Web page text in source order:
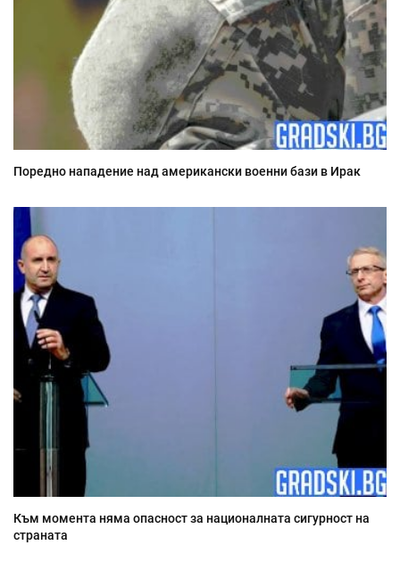
Поредно нападение над американски военни бази в Ирак
Към момента няма опасност за националната сигурност на
страната